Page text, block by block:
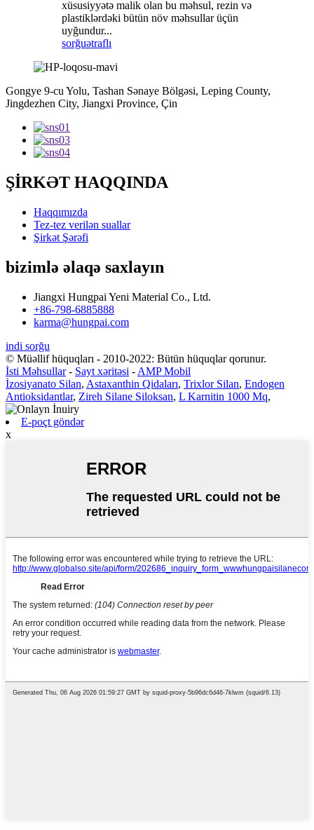
xüsusiyyətə malik olan bu məhsul, rezin və
plastiklərdəki bütün növ məhsullar üçün
uyğundur...
sorğuətraflı
Gongye 9-cu Yolu, Tashan Sənaye Bölgəsi, Leping County,
Jingdezhen City, Jiangxi Province, Çin
ŞİRKƏT HAQQINDA
Haqqımızda
Tez-tez verilən suallar
Şirkət Şərəfi
bizimlə əlaqə saxlayın
Jiangxi Hungpai Yeni Material Co., Ltd.
+86-798-6885888
karma@hungpai.com
indi sorğu
© Müəllif hüquqları - 2010-2022: Bütün hüquqlar qorunur.
İsti Məhsullar- Sayt xəritəsi - AMP Mobil
İzosiyanato Silan, Astaxanthin Qidaları, Trixlor Silan, Endogen
Antioksidantlar, Zireh Silane Siloksan, L Karnitin 1000 Mq,
E-poçt göndər
x